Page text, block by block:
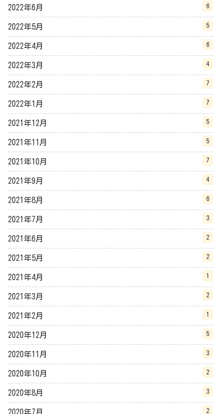
2022年6月 6
2022年5月 5
2022年4月 6
2022年3月 4
2022年2月 7
2022年1月 7
2021年12月 5
2021年11月 5
2021年10月 7
2021年9月 4
2021年8月 6
2021年7月 3
2021年6月 2
2021年5月 2
2021年4月 1
2021年3月 2
2021年2月 1
2020年12月 5
2020年11月 3
2020年10月 2
2020年8月 3
2020年7月 2